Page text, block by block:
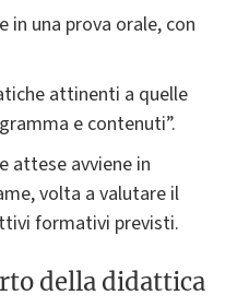
in una prova orale, con
attinenti a quelle
e contenuti”.
attese avviene in
volta a valutare il
formativi previsti.
della didattica